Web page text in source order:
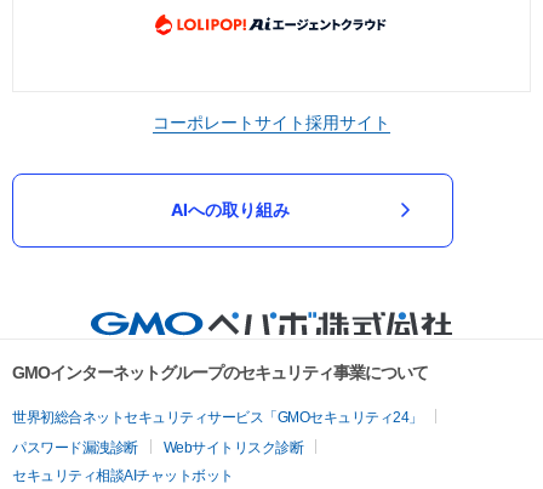
コーポレートサイト採用サイト
AIへの取り組み
GMOインターネットグループのセキュリティ事業について
世界初総合ネットセキュリティサービス「GMOセキュリティ24」
パスワード漏洩診断
Webサイトリスク診断
セキュリティ相談AIチャットボット